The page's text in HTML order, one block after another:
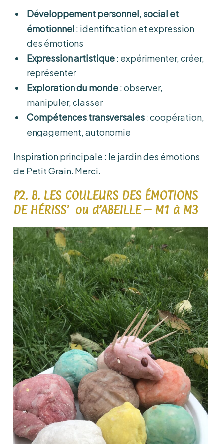
Développement personnel, social et
émotionnel : identification et expression
des émotions
Expression artistique: expérimenter, créer,
représenter
Exploration du monde: observer,
manipuler, classer
Compétences transversales: coopération,
engagement, autonomie
Inspiration principale : le jardin des émotions
de Petit Grain. Merci.
P2. B. LES COULEURS DES ÉMOTIONS
DE HÉRISS’ ou d’ABEILLE – M1 à M3